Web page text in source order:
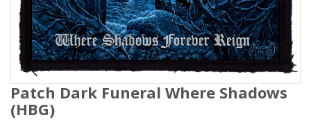
Patch Dark Funeral Where Shadows
(HBG)